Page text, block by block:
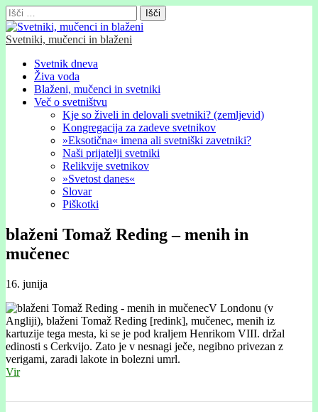
Išči:
Svetniki, mučenci in blaženi
Glavni
meni
Skip
content
Svetnik dneva
Živa voda
Blaženi, mučenci in svetniki
Več o svetništvu
Kje so živeli in delovali svetniki? (zemljevid)
Kongregacija za zadeve svetnikov
»Eksotična« imena ali svetniški zavetniki?
Naši prijatelji svetniki
Relikvije svetnikov
»Svetost danes«
Slovar
Piškotki
blaženi Tomaž Reding – menih in
mučenec
16. junija
V Londonu (v
Angliji), blaženi Tomaž Reding [redink], mučenec, menih iz
kartuzije tega mesta, ki se je pod kraljem Henrikom VIII. držal
edinosti s Cerkvijo. Zato je v nesnagi ječe, negibno privezan z
verigami, zaradi lakote in bolezni umrl.
Vir